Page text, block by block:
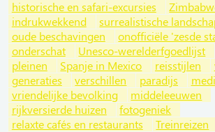
historische en safari-excursies
indrukwekkend
surrealistische
oude beschavingen
onofficiële 'zesde
onderschat
Unesco-werelderfgoedlijst
pleinen
Spanje in Mexico reisstijlen
generaties
verschillen paradijs
vriendelijke bevolking
middeleeuwen
rijkversierde huizen
fotogeniek
relaxte cafés en restaurants
Treinreizen